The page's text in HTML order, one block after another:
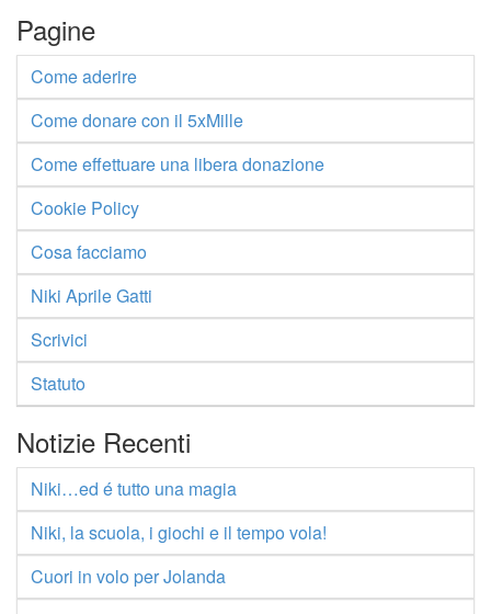
Pagine
Come aderire
Come donare con il 5xMille
Come effettuare una libera donazione
Cookie Policy
Cosa facciamo
Niki Aprile Gatti
Scrivici
Statuto
Notizie Recenti
Niki…ed é tutto una magia
Niki, la scuola, i giochi e il tempo vola!
Cuori in volo per Jolanda